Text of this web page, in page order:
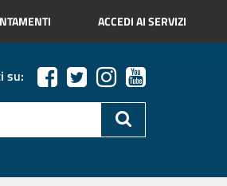
ACCEDI AI SERVIZI
su: